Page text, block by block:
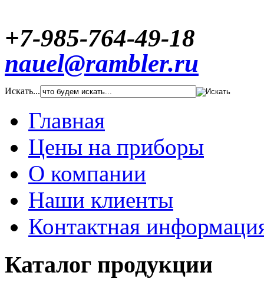
+7-985-764-49-18
nauel@rambler.ru
Искать...
Главная
Цены на приборы
О компании
Наши клиенты
Контактная
Каталог продукции